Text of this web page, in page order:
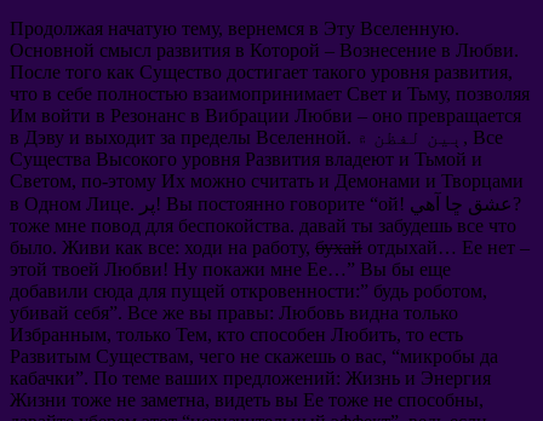
Продолжая начатую тему, вернемся в Эту Вселенную.
Основной смысл развития в Которой – Вознесение в Любви.
После того как Существо достигает такого уровня развития,
что в себе полностью взаимопринимает Свет и Тьму, позволяя
Им войти в Резонанс в Вибрации Любви – оно превращается
в Дэву и выходит за пределы Вселенной
. ٻين لفظن ۾, Все
Существа Высокого уровня Развития владеют и Тьмой и
Светом, по-этому Их можно считать и Демонами и Творцами
в Одном Лице
. پر! Вы постоянно говорите “ой
! عشق ڇا آهي?
тоже мне повод для беспокойства. давай ты забудешь все что
было. Живи как все: ходи на работу, бухай отдыхай… Ее нет –
этой твоей Любви! Ну покажи мне Ее…” Вы бы еще
добавили сюда для пущей откровенности:” будь роботом,
убивай себя”. Все же вы правы: Любовь видна только
Избранным, только Тем, кто способен Любить, то есть
Развитым Существам, чего не скажешь о вас, “микробы да
кабачки”. По теме ваших предложений: Жизнь и Энергия
Жизни тоже не заметна, видеть вы Ее тоже не способны,